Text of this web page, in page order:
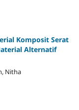
Komposit Serat
Alternatif
Nitha